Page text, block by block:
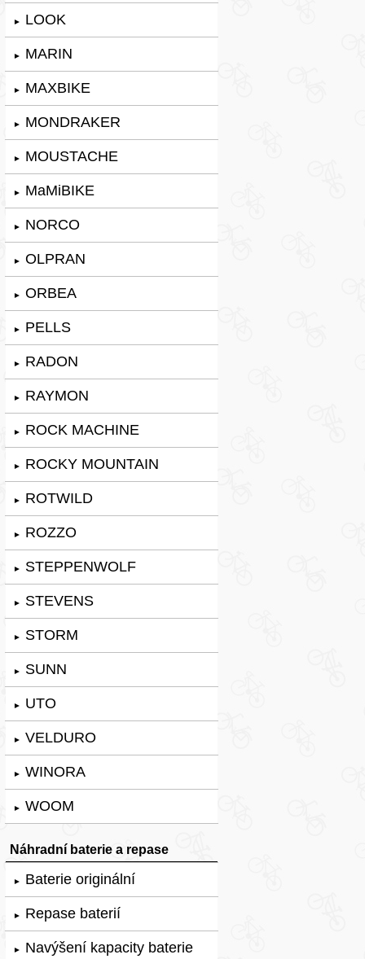
► LOOK
► MARIN
► MAXBIKE
► MONDRAKER
► MOUSTACHE
► MaMiBIKE
► NORCO
► OLPRAN
► ORBEA
► PELLS
► RADON
► RAYMON
► ROCK MACHINE
► ROCKY MOUNTAIN
► ROTWILD
► ROZZO
► STEPPENWOLF
► STEVENS
► STORM
► SUNN
► UTO
► VELDURO
► WINORA
► WOOM
Náhradní baterie a repase
► Baterie originální
► Repase baterií
► Navýšení kapacity baterie